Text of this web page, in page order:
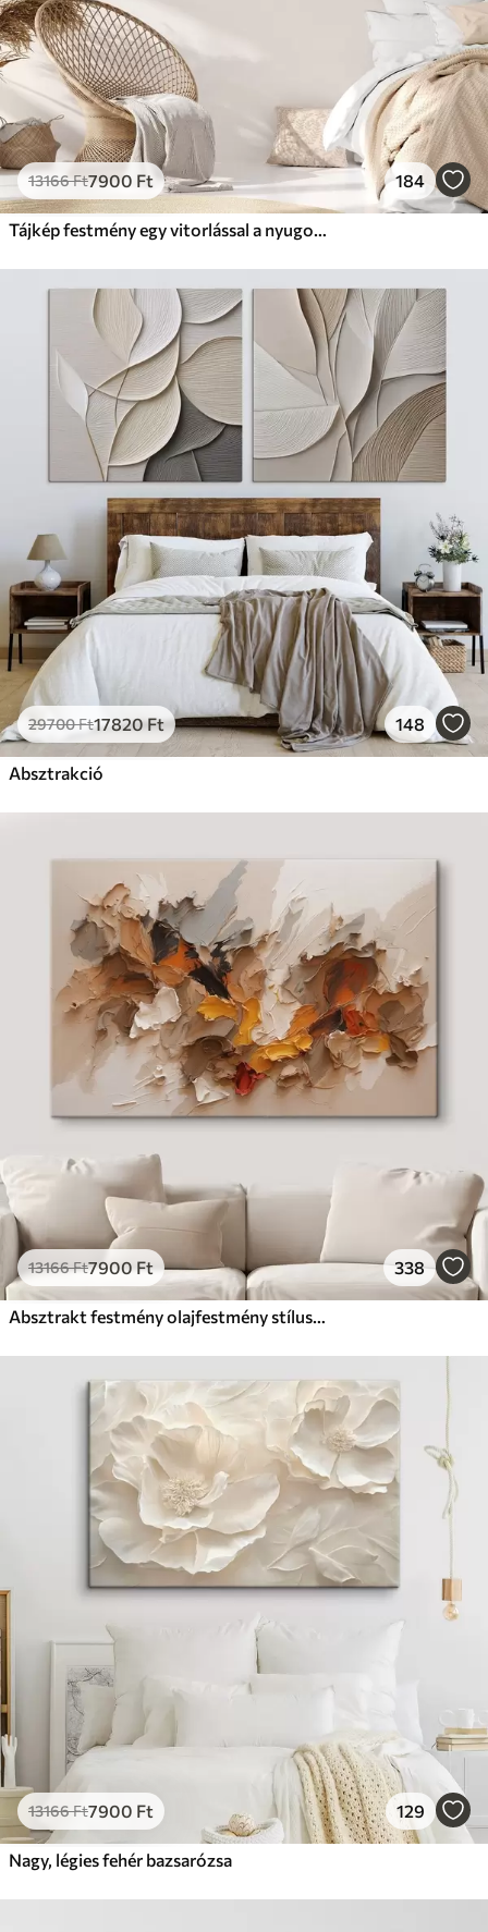
13166Ft7900 Ft 184
Tájkép festmény egy vitorlással a nyugodt tengeren, narancssárga és sárga égbolt, távoli hegyek
29700Ft17820Ft 148
Absztrakció
13166Ft7900Ft 338
Absztrakt festmény olajfestmény stílusban
13166Ft7900 Ft 129
Nagy, légies fehér bazsarózsa